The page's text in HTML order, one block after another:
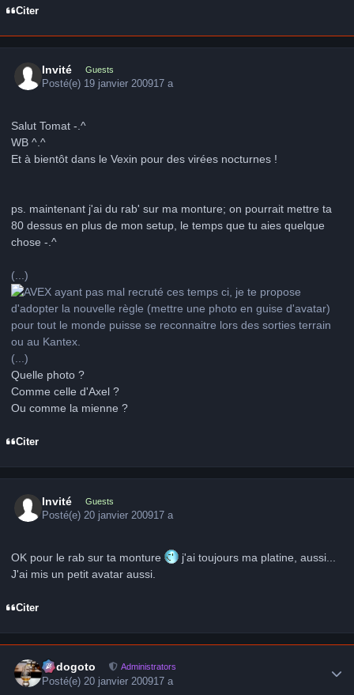
Citer
Invité Guests
Posté(e) 19 janvier 200917 a
Salut Tomat -.^
WB ^.^
Et à bientôt dans le Vexin pour des virées nocturnes !
ps. maintenant j'ai du rab' sur ma monture; on pourrait mettre ta
80 dessus en plus de mon setup, le temps que tu aies quelque
chose -.^
(...)
ayant pas mal recruté ces temps ci, je te propose
d'adopter la nouvelle règle (mettre une photo en guise d'avatar)
pour tout le monde puisse se reconnaitre lors des sorties terrain
ou au Kantex.
(...)
Quelle photo ?
Comme celle d'Axel ?
Ou comme la mienne ?
Citer
Invité Guests
Posté(e)20 janvier 200917 a
OK pour le rab sur ta monture
j'ai toujours ma platine, aussi...
J'ai mis un petit avatar aussi.
Citer
frédogoto Administrators
Posté(e) 20 janvier 200917 a